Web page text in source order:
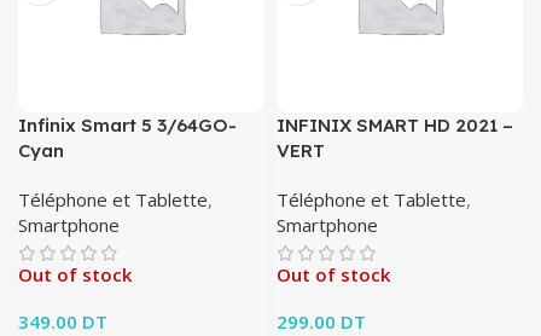
Infinix Smart 5 3/64GO-
Cyan
Téléphone et Tablette,
Smartphone
Out of stock
349.00 DT
INFINIX SMART HD 2021 –
VERT
Téléphone et Tablette,
Smartphone
Out of stock
299.00 DT